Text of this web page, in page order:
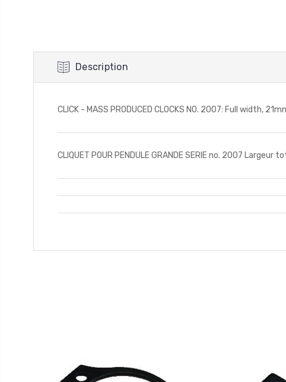
Description
CLICK - MASS PRODUCED CLOCKS NO. 2007: Full width,
CLIQUET POUR PENDULE GRANDE SERIE no. 2007